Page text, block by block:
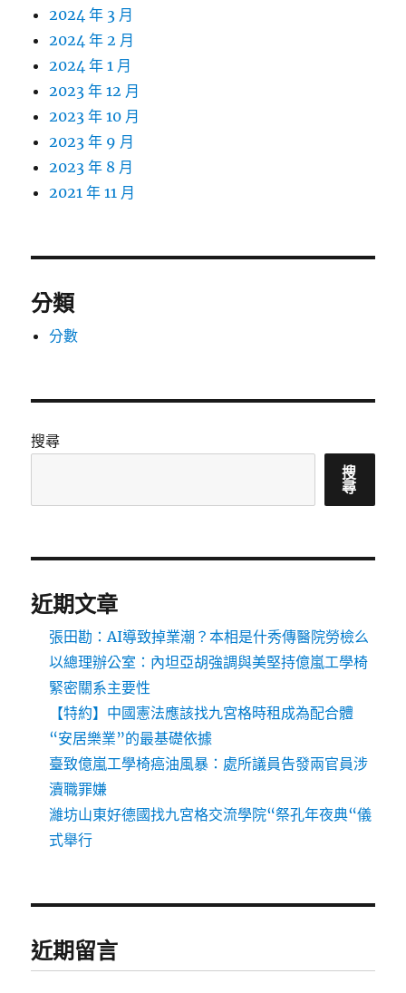
2024 年 3 月
2024 年 2 月
2024 年 1 月
2023 年 12 月
2023 年 10 月
2023 年 9 月
2023 年 8 月
2021 年 11 月
分類
分數
搜尋
搜
尋
近期文章
張田勘：AI導致掉業潮？本相是什秀傳醫院勞檢么
以總理辦公室：內坦亞胡強調與美堅持億嵐工學椅
緊密關系主要性
【特約】中國憲法應該找九宮格時租成為配合體
“安居樂業”的最基礎依據
臺致億嵐工學椅癌油風暴：處所議員告發兩官員涉
瀆職罪嫌
濰坊山東好德國找九宮格交流學院“祭孔年夜典“儀
式舉行
近期留言